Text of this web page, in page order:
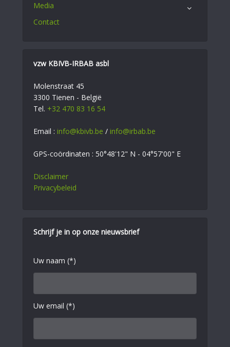
Media
Contact
vzw KBIVB-IRBAB asbl
Molenstraat 45
3300 Tienen - België
Tel. +32 470 83 16 54
Email : info@kbivb.be / info@irbab.be
GPS-coördinaten : 50°48'12" N - 04°57'00" E
Disclaimer
Privacybeleid
Schrijf je in op onze nieuwsbrief
Uw naam (*)
Uw email (*)